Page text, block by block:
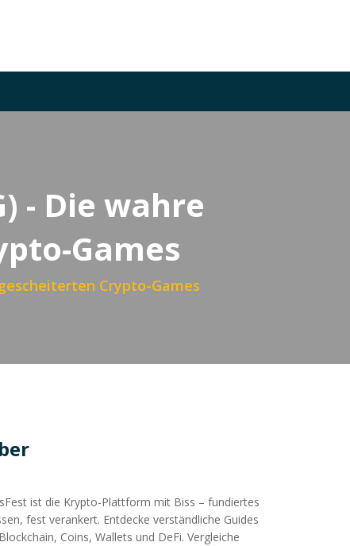
- Die wahre
Games
Crypto-Games
ist die Krypto-Plattform mit Biss – fundiertes
fest verankert. Entdecke verständliche Guides
Coins, Wallets und DeFi. Vergleiche